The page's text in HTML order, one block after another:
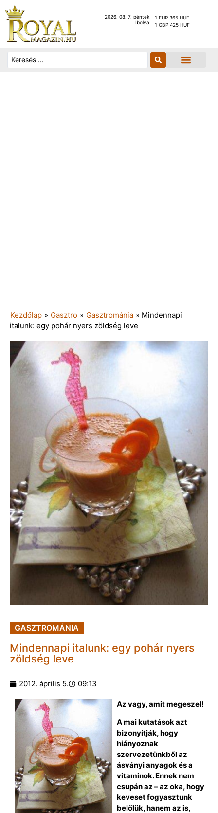
2026. 08. 7. péntek
Ibolya
1 EUR 365 HUF
1 GBP 425 HUF
Kezdőlap » Gasztro » Gasztrománia » Mindennapi
italunk: egy pohár nyers zöldség leve
GASZTROMÁNIA
Mindennapi italunk: egy pohár nyers
zöldség leve
2012. április 5. 09:13
Az vagy, amit megeszel!
A mai kutatások azt
bizonyítják, hogy
hiányoznak
szervezetünkből az
ásványi anyagok és a
vitaminok. Ennek nem
csupán az – az oka, hogy
keveset fogyasztunk
belőlük, hanem az is,